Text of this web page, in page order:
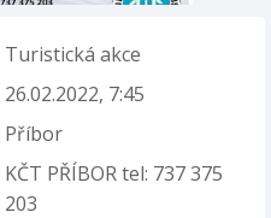
Turistická akce
26.02.2022, 7:45
Příbor
KČT PŘÍBOR tel: 737 375
203